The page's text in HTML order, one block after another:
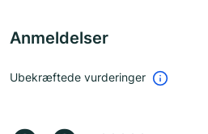
Anmeldelser
Ubekræftede vurderinger